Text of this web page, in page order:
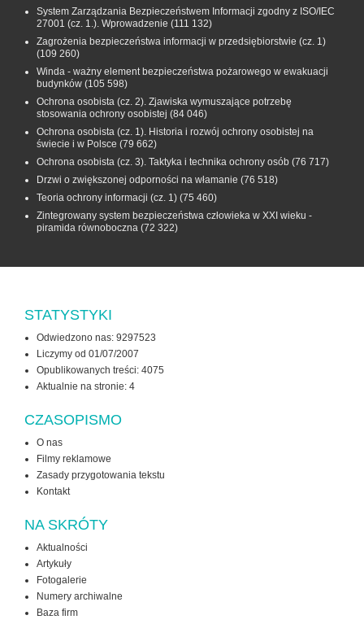
System Zarządzania Bezpieczeństwem Informacji zgodny z ISO/IEC
27001 (cz. 1.). Wprowadzenie (111 132)
Zagrożenia bezpieczeństwa informacji w przedsiębiorstwie (cz. 1)
(109 260)
Winda - ważny element bezpieczeństwa pożarowego w ewakuacji
budynków (105 598)
Ochrona osobista (cz. 2). Zjawiska wymuszające potrzebę
stosowania ochrony osobistej (84 046)
Ochrona osobista (cz. 1). Historia i rozwój ochrony osobistej na
świecie i w Polsce (79 662)
Ochrona osobista (cz. 3). Taktyka i technika ochrony osób (76 717)
Drzwi o zwiększonej odporności na włamanie (76 518)
Teoria ochrony informacji (cz. 1) (75 460)
Zintegrowany system bezpieczeństwa człowieka w XXI wieku -
piramida równoboczna (72 322)
STATYSTYKI
Odwiedzono nas: 9297523
Liczymy od 01/07/2007
Opublikowanych treści: 4075
Aktualnie na stronie: 4
CZASOPISMO
O nas
Filmy reklamowe
Zasady przygotowania tekstu
Kontakt
NA SKRÓTY
Aktualności
Artykuły
Fotogalerie
Numery archiwalne
Baza firm